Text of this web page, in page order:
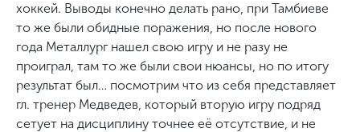
хоккей. Выводы конечно делать рано, при Тамбиеве
то же были обидные поражения, но после нового
года Металлург нашел свою игру и не разу не
проиграл, там то же были свои нюансы, но по итогу
результат был… посмотрим что из себя представляет
гл. тренер Медведев, который вторую игру подряд
сетует на дисциплину точнее её отсутствие, и не